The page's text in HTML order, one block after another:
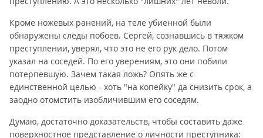
Кроме ножевых ранений, на теле убиенной были
обнаружены следы побоев. Сергей, сознавшись в тяжком
преступлении, уверял, что это не его рук дело. Потом
указал на соседей. По его уверениям, это они побили
потерпевшую. Зачем такая ложь? Опять же с
единственной целью - хоть "на копейку" да снизить срок, а
заодно отомстить изобличившим его соседям.
Думаю, достаточно доказательств, чтобы составить даже
поверхностное представление о личности преступника: